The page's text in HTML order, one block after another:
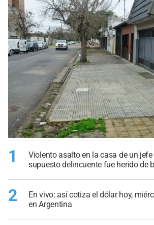
1
Violento asalto en la casa de un
supuesto delincuente fue herido de
2
En vivo: así cotiza el dólar hoy,
en Argentina